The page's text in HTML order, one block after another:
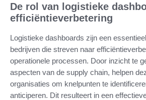
De rol van logistieke
efficiëntieverbetering
Logistieke dashboards zijn een
bedrijven die streven naar
operationele processen. Door inzicht te
aspecten van de supply chain, helpen
organisaties om knelpunten te
anticiperen. Dit resulteert in een